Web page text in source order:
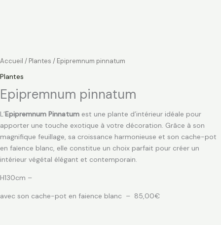
Accueil / Plantes / Epipremnum pinnatum
Plantes
Epipremnum pinnatum
L’Epipremnum Pinnatum est une plante d’intérieur idéale pour
apporter une touche exotique à votre décoration. Grâce à son
magnifique feuillage, sa croissance harmonieuse et son cache-pot
en faïence blanc, elle constitue un choix parfait pour créer un
intérieur végétal élégant et contemporain.
H130cm –
avec son cache-pot en faience blanc – 85,00€